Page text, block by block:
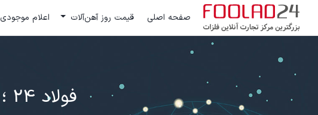
صفحه اصلی قیمت روز آهن‌آلات اعلام موجودی
فولاد 24 ؛ بزرگترین مرکز تجارت آنلاین فلزات